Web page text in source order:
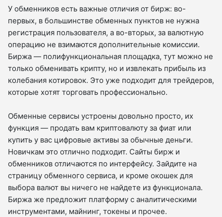
У обменников есть важные отличия от бирж: во-
первых, в большинстве обменных пунктов не нужна
регистрация пользователя, а во-вторых, за валютную
операцию не взимаются дополнительные комиссии.
Биржа — полифункциональная площадка, тут можно не
только обменивать крипту, но и извлекать прибыль из
колебания котировок. Это уже подходит для трейдеров,
которые хотят торговать профессионально.
Обменные сервисы устроены довольно просто, их
функция — продать вам криптовалюту за фиат или
купить у вас цифровые активы за обычные деньги.
Новичкам это отлично подходит. Сайты бирж и
обменников отличаются по интерфейсу. Зайдите на
страницу обменного сервиса, и кроме окошек для
выбора валют вы ничего не найдете из функционала.
Биржа же предложит платформу с аналитическими
инструментами, майнинг, токены и прочее.